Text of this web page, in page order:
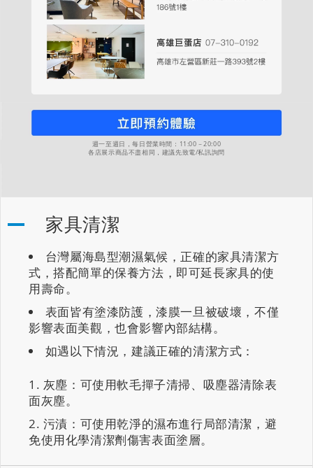
週一至週日，每日營業時間：11:00－20:00
各店展示商品不盡相同，建議先致電/私訊詢問
家具清潔
台灣屬海島型潮濕氣候，正確的家具清潔方
式，搭配簡單的保養方法，即可延長家具的使
用壽命。
表面皆有塗漆防護，漆膜一旦被破壞，不僅
影響表面美觀，也會影響內部結構。
如遇以下情況，建議正確的清潔方式：
灰塵：可使用軟毛撣子清掃、吸塵器清除表
面灰塵。
污漬：可使用乾淨的濕布進行局部清潔，避
免使用化學清潔劑傷害表面塗層。